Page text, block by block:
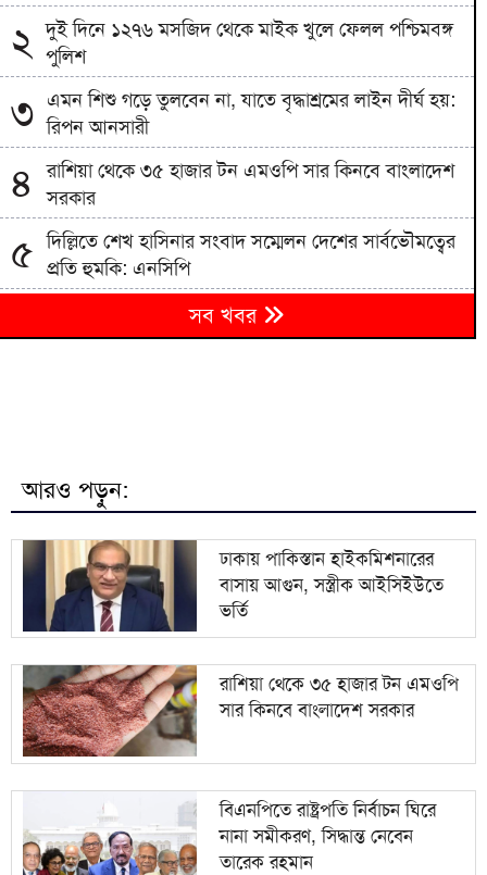
২
দুই দিনে ১২৭৬ মসজিদ থেকে মাইক খুলে ফেলল পশ্চিমবঙ্গ
পুলিশ
৩ এমন শিশু গড়ে তুলবেন না, যাতে বৃদ্ধাশ্রমের লাইন দীর্ঘ হয়:
রিপন আনসারী
৪
রাশিয়া থেকে ৩৫ হাজার টন এমওপি সার কিনবে বাংলাদেশ
সরকার
৫ দিল্লিতে শেখ হাসিনার সংবাদ সম্মেলন দেশের সার্বভৌমত্বের
প্রতি হুমকি: এনসিপি
বিএনপিতে রাষ্ট্রপতি নির্বাচন ঘিরে নানা সমীকরণ, সিদ্ধান্ত
নেবেন তারেক রহমান
অপরাধে জড়িত গ্রেপ্তার ৪৩
৯
হাসিনা?
১০ দিল্লিকে কড়া বার্তা ঢাকার; ভারতের চোখ রাঙানির দিন কি
তবে শেষ?
সব খবর
আরও পড়ুন:
ঢাকায় পাকিস্তান হাইকমিশনারের
বাসায় আগুন, সস্ত্রীক আইসিইউতে
ভর্তি
রাশিয়া থেকে ৩৫ হাজার টন এমওপি
সার কিনবে বাংলাদেশ সরকার
বিএনপিতে রাষ্ট্রপতি নির্বাচন ঘিরে
নানা সমীকরণ, সিদ্ধান্ত নেবেন
তারেক রহমান